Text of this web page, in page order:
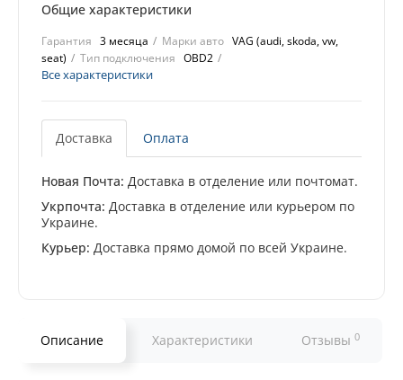
Общие характеристики
Гарантия 3 месяца Марки авто VAG (audi, skoda, vw,
seat)
Тип подключения OBD2
Все характеристики
Доставка Оплата
Новая Почта: Доставка в отделение или почтомат.
Укрпочта: Доставка в отделение или курьером по
Украине.
Курьер: Доставка прямо домой по всей Украине.
Описание Характеристики Отзывы 0